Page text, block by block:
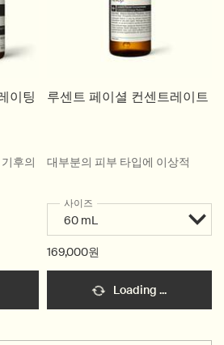
이팅
후의
루센트 페이셜 컨센트레이트
대부분의 피부 타입에 이상적
사이즈
169,000원
Loading ...